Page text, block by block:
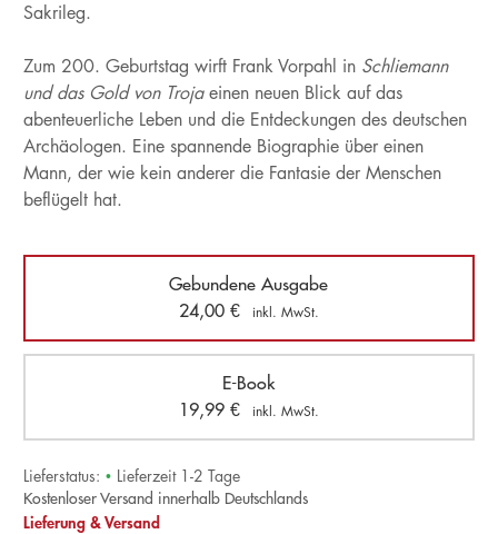
Sakrileg.
Zum 200. Geburtstag wirft Frank Vorpahl in Schliemann
und das Gold von Trojaeinen neuen Blick auf das
abenteuerliche Leben und die Entdeckungen des deutschen
Archäologen. Eine spannende Biographie über einen
Mann, der wie kein anderer die Fantasie der Menschen
beflügelt hat.
Gebundene Ausgabe
24,00 € inkl. MwSt.
E-Book
19,99 € inkl. MwSt.
Lieferstatus: • Lieferzeit 1-2 Tage
Kostenloser Versand innerhalb Deutschlands
Lieferung & Versand